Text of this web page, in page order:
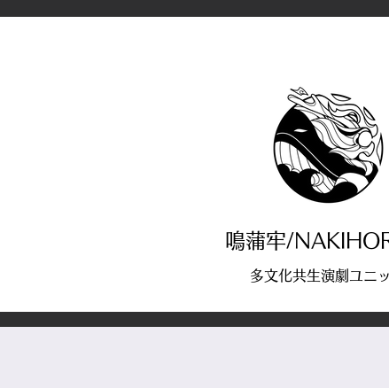
鳴蒲牢/
多文化共生演劇ユニ